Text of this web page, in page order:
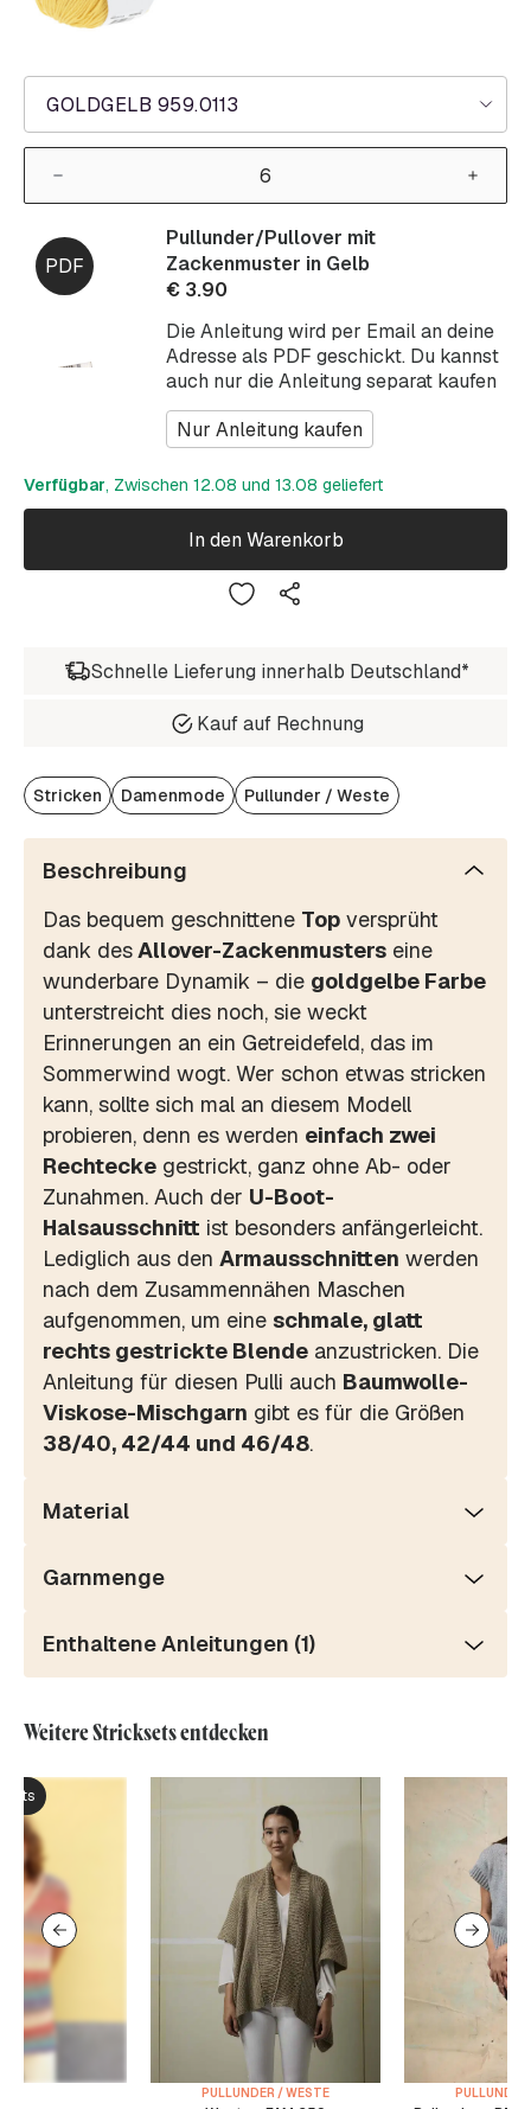
GOLDGELB 959.0113
Die Anleitung wird per Email an deine
Adresse als PDF geschickt. Du kannst
auch nur die Anleitung separat kaufen
Nur Anleitung kaufen
Pullunder/Pullover mit
Zackenmuster in Gelb
€ 3.90
Verfügbar, Zwischen 12.08 und 13.08 geliefert
In den Warenkorb
Schnelle Lieferung innerhalb Deutschland*
Kauf auf Rechnung
Stricken Damenmode Pullunder / Weste
Beschreibung
Das bequem geschnittene Top versprüht
dank desAllover-Zackenmusters eine
wunderbare Dynamik – die goldgelbe Farbe
unterstreicht dies noch, sie weckt
Erinnerungen an ein Getreidefeld, das im
Sommerwind wogt. Wer schon etwas stricken
kann, sollte sich mal an diesem Modell
probieren, denn es werden einfach zwei
Rechtecke gestrickt, ganz ohne Ab- oder
Zunahmen. Auch der U-Boot-
Halsausschnitt ist besonders anfängerleicht.
Lediglich aus den Armausschnitten werden
nach dem Zusammennähen Maschen
aufgenommen, um eine schmale, glatt
rechts gestrickte Blende anzustricken. Die
Anleitung für diesen Pulli auch Baumwolle-
Viskose-Mischgarn gibt es für die Größen
38/40, 42/44 und 46/48.
Material
Garnmenge
Enthaltene Anleitungen (1)
Weitere Stricksets entdecken
PULLUNDER / WESTE